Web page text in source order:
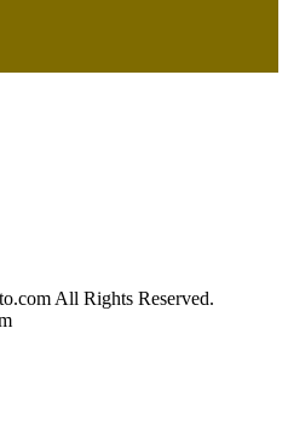
All Rights Reserved.